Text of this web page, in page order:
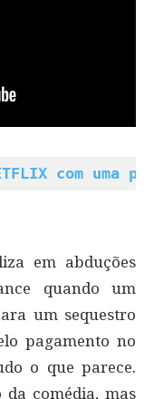
com uma
em abduções
quando um
um sequestro
pagamento no
o que parece.
comédia, mas